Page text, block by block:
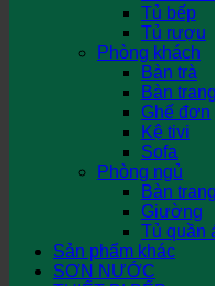
Tủ bếp
Tủ rượu
Phòng khách
Bàn trà
Bàn
Ghế đơn
Kệ tivi
Sofa
Phòng ngủ
Bàn
Giường
Tủ quần
Sản phẩm khác
SƠN NƯỚC